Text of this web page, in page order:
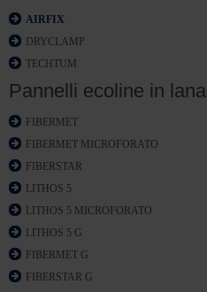
AIRFIX
DRYCLAMP
TECHTUM
Pannelli ecoline in lana
FIBERMET
FIBERMET MICROFORATO
FIBERSTAR
LITHOS 5
LITHOS 5 MICROFORATO
LITHOS 5 G
FIBERMET G
FIBERSTAR G